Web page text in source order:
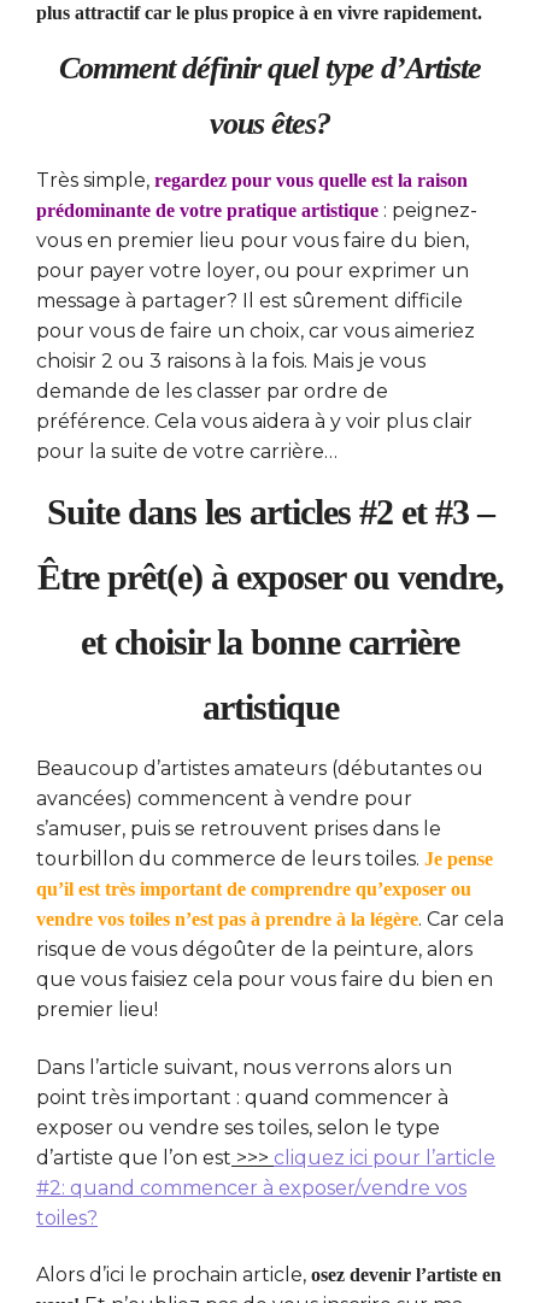
plus attractif car le plus propice à en vivre rapidement.
Comment définir quel type d’Artiste
vous êtes?
Très simple, regardez pour vous quelle est la raison
prédominante de votre pratique artistique : peignez-
vous en premier lieu pour vous faire du bien,
pour payer votre loyer, ou pour exprimer un
message à partager? Il est sûrement difficile
pour vous de faire un choix, car vous aimeriez
choisir 2 ou 3 raisons à la fois. Mais je vous
demande de les classer par ordre de
préférence. Cela vous aidera à y voir plus clair
pour la suite de votre carrière…
Suite dans les articles #2 et #3 –
Être prêt(e) à exposer ou vendre,
et choisir la bonne carrière
artistique
Beaucoup d’artistes amateurs (débutantes ou
avancées) commencent à vendre pour
s’amuser, puis se retrouvent prises dans le
tourbillon du commerce de leurs toiles. Je pense
qu’il est très important de comprendre qu’exposer ou
vendre vos toiles n’est pas à prendre à la légère. Car cela
risque de vous dégoûter de la peinture, alors
que vous faisiez cela pour vous faire du bien en
premier lieu!
Dans l’article suivant, nous verrons alors un
point très important : quand commencer à
exposer ou vendre ses toiles, selon le type
d’artiste que l’on est >>> cliquez ici pour l’article
#2: quand commencer à exposer/vendre vos
toiles?
Alors d’ici le prochain article, osez devenir l’artiste en